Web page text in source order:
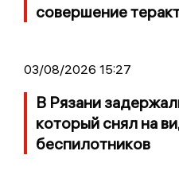
совершение
03/08/2026 15:27
В Рязани
который снял на
беспилотников